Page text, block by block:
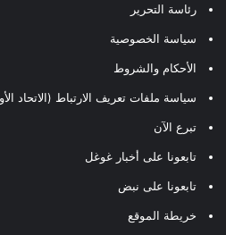
رئاسة التحرير
سياسة الخصوصية
الأحكام والشروط
سياسة ملفات تعريف الارتباط (الاتحاد
تبرع الآن
تابعونا على أخبار غوغل
تابعونا على نبض
خريطة الموقع